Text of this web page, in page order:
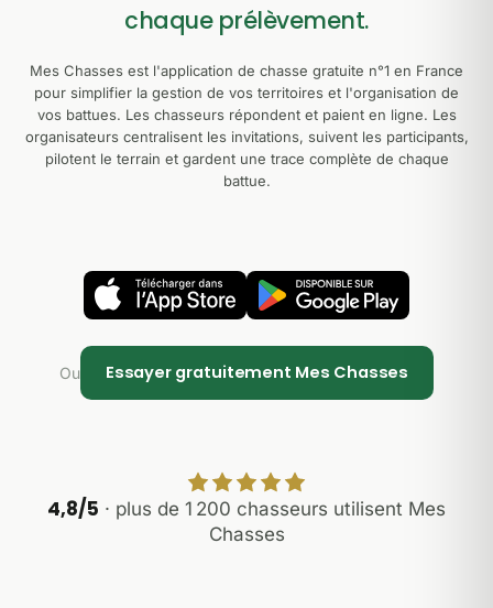
chaque prélèvement.
Mes Chasses est l'application de chasse gratuite n°1 en France
pour simplifier la gestion de vos territoires et l'organisation de
vos battues. Les chasseurs répondent et paient en ligne. Les
organisateurs centralisent les invitations, suivent les participants,
pilotent le terrain et gardent une trace complète de chaque
battue.
Ou Essayer gratuitement Mes Chasses
4,8/5 · plus de 1 200 chasseurs utilisent Mes
Chasses